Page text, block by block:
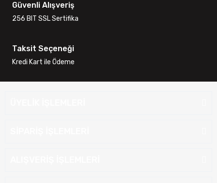
Güvenli Alışveriş
256 BIT SSL Sertifika
Taksit Seçeneği
Kredi Kart ile Ödeme